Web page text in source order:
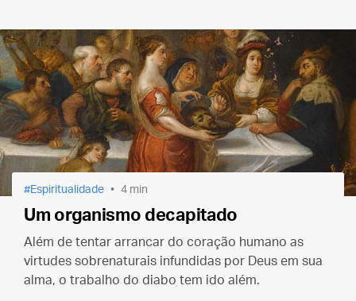
Espiritualidade 4 min
Um organismo decapitado
Além de tentar arrancar do coração humano as
virtudes sobrenaturais infundidas por Deus em sua
alma, o trabalho do diabo tem ido além.